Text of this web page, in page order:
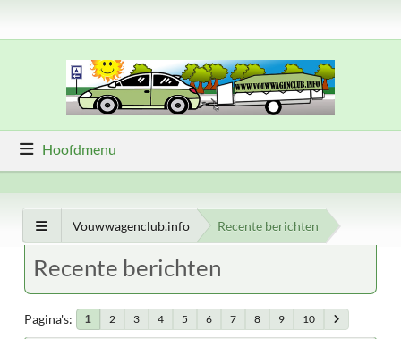
Hoofdmenu
Vouwwagenclub.info Recente berichten
Recente berichten
Pagina's 1 2 3 4 5 6 7 8 9 10